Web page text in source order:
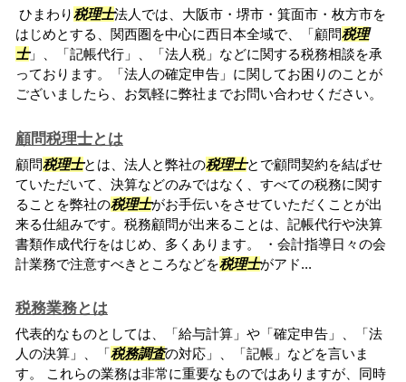
ひまわり税理士法人では、大阪市・堺市・箕面市・枚方市を
はじめとする、関西圏を中心に西日本全域で、「顧問税理
士」、「記帳代行」、「法人税」などに関する税務相談を承
っております。「法人の確定申告」に関してお困りのことが
ございましたら、お気軽に弊社までお問い合わせください。
顧問税理士とは
顧問税理士とは、法人と弊社の税理士とで顧問契約を結ばせ
ていただいて、決算などのみではなく、すべての税務に関す
ることを弊社の税理士がお手伝いをさせていただくことが出
来る仕組みです。税務顧問が出来ることは、記帳代行や決算
書類作成代行をはじめ、多くあります。 ・会計指導日々の会
計業務で注意すべきところなどを税理士がアド...
税務業務とは
代表的なものとしては、「給与計算」や「確定申告」、「法
人の決算」、「税務調査の対応」、「記帳」などを言いま
す。 これらの業務は非常に重要なものではありますが、同時